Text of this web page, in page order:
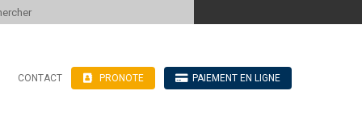
CONTACT PRONOTE PAIEMENT EN LIGNE